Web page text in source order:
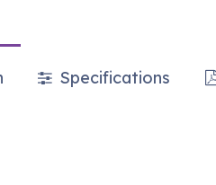
Specifications